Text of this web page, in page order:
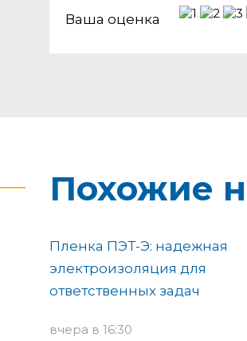
Ваша оценка
Похожие
Пленка ПЭТ-Э: надежная
электроизоляция для
ответственных задач
вчера в 16:30